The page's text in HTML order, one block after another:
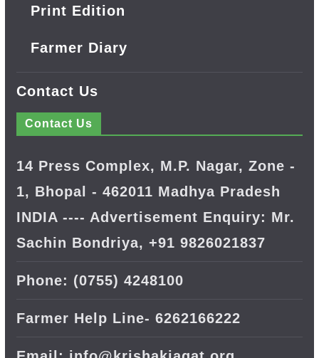
Print Edition
Farmer Diary
Contact Us
Contact Us
14 Press Complex, M.P. Nagar, Zone -
1, Bhopal - 462011 Madhya Pradesh
INDIA ---- Advertisement Enquiry: Mr.
Sachin Bondriya, +91 9826021837
Phone: (0755) 4248100
Farmer Help Line- 6262166222